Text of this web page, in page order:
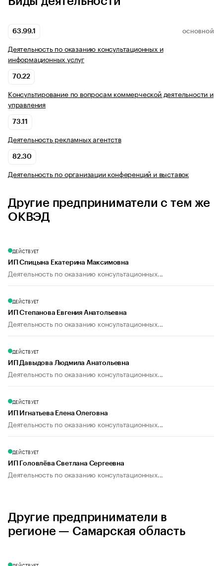
63.99.1 ОСНОВНОЙ
Деятельность по оказанию консультационных и
информационных услуг
70.22
Консультирование по вопросам коммерческой деятельности и
управления
73.11
Деятельность рекламных агентств
82.30
Деятельность по организации конференций и выставок
Другие предприниматели с тем же
ОКВЭД
ДЕЙСТВУЕТ
ИП Спицына Екатерина Максимовна
Деятельность по оказанию консультационных...
ДЕЙСТВУЕТ
ИП Степанова Евгения Анатольевна
Деятельность по оказанию консультационных...
ДЕЙСТВУЕТ
ИП Давыдова Людмила Анатольевна
Деятельность по оказанию консультационных...
ДЕЙСТВУЕТ
ИП Игнатьева Елена Олеговна
Деятельность по оказанию консультационных...
ДЕЙСТВУЕТ
ИП Головлёва Светлана Сергеевна
Деятельность по оказанию консультационных...
Другие предприниматели в
регионе — Самарская область